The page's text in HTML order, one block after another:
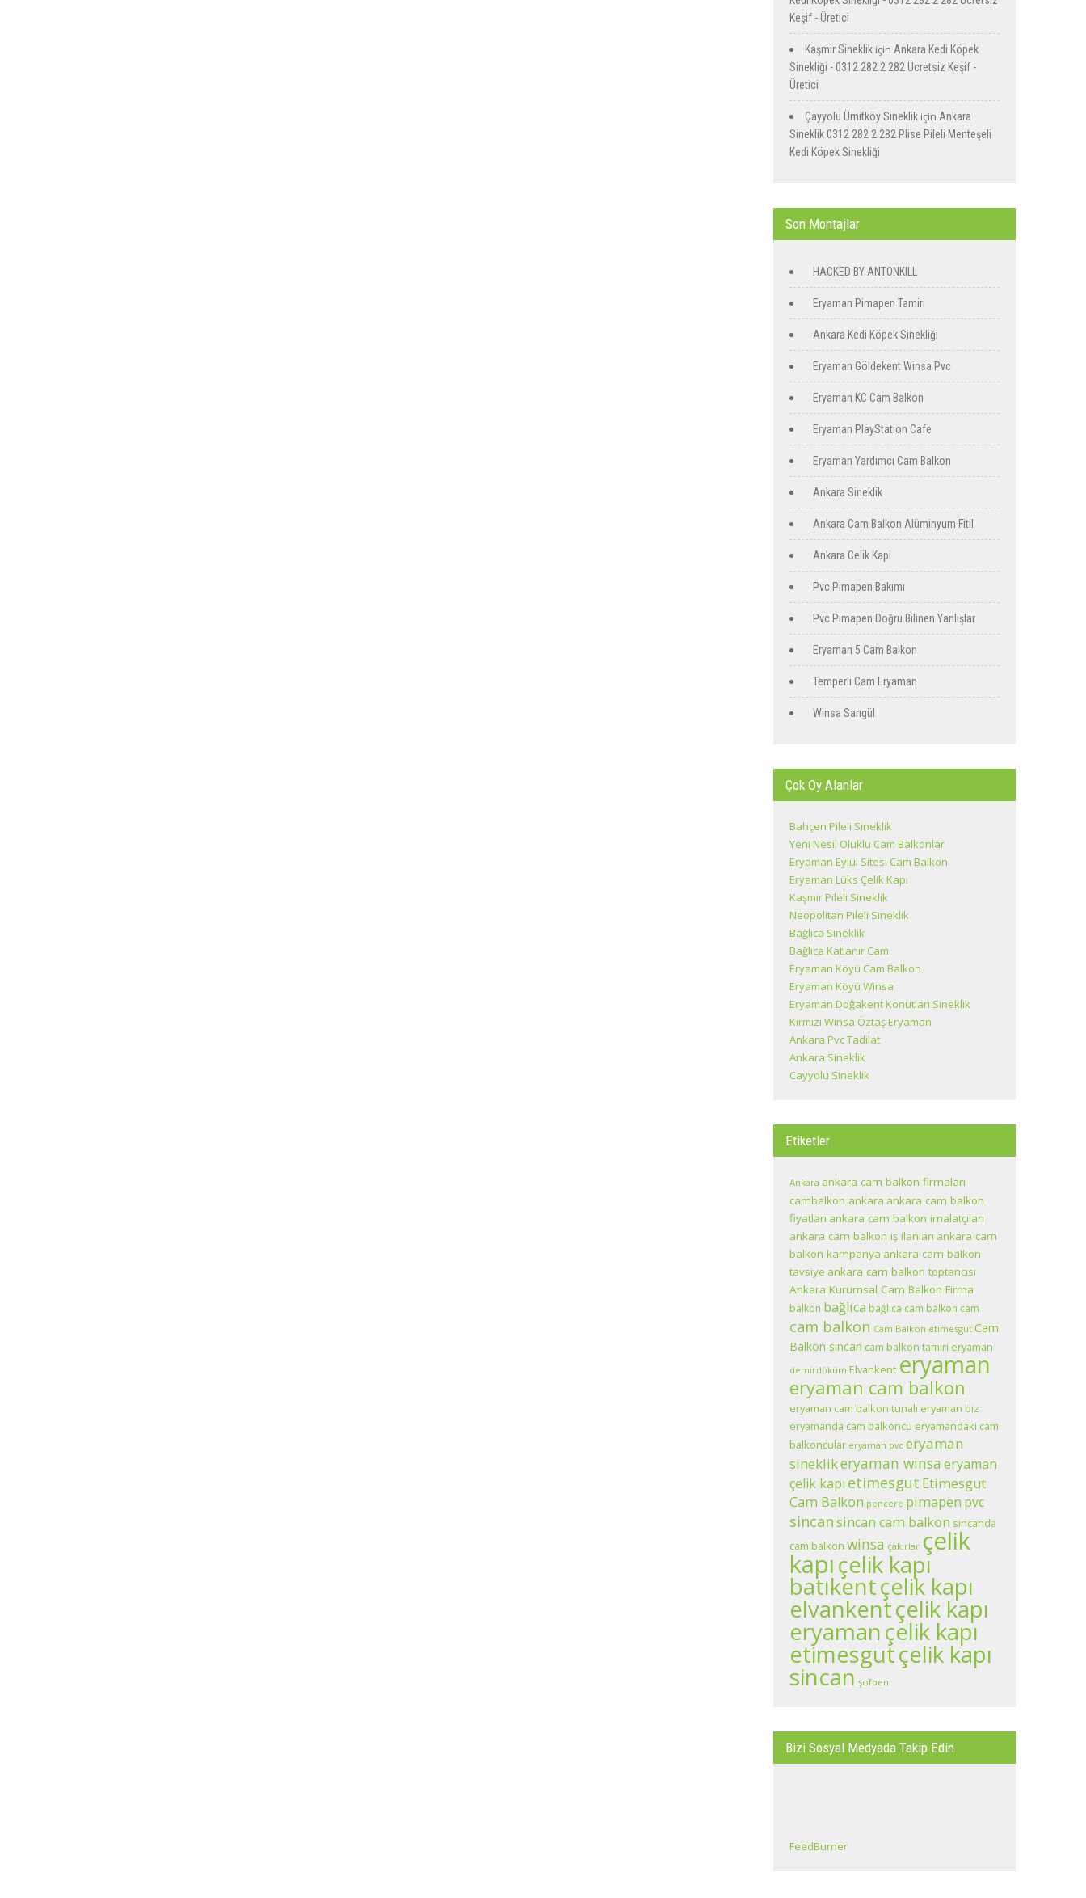
Keşif - Üretici
Kaşmir Sineklik için Ankara Kedi Köpek
Sinekliği - 0312 282 2 282 Ücretsiz Keşif -
Üretici
Çayyolu Ümitköy Sineklik için Ankara
Sineklik 0312 282 2 282 Plise Pileli Menteşeli
Kedi Köpek Sinekliği
Son Montajlar
HACKED BY ANTONKILL
Eryaman Pimapen Tamiri
Ankara Kedi Köpek Sinekliği
Eryaman Göldekent Winsa Pvc
Eryaman KC Cam Balkon
Eryaman PlayStation Cafe
Eryaman Yardımcı Cam Balkon
Ankara Sineklik
Ankara Cam Balkon Alüminyum Fitil
Ankara Celik Kapi
Pvc Pimapen Bakımı
Pvc Pimapen Doğru Bilinen Yanlışlar
Eryaman 5 Cam Balkon
Temperli Cam Eryaman
Winsa Sarıgül
Çok Oy Alanlar
Bahçen Pileli Sineklik
Yeni Nesil Oluklu Cam Balkonlar
Eryaman Eylül Sitesi Cam Balkon
Eryaman Lüks Çelik Kapı
Kaşmir Pileli Sineklik
Neopolitan Pileli Sineklik
Bağlıca Sineklik
Bağlıca Katlanır Cam
Eryaman Köyü Cam Balkon
Eryaman Köyü Winsa
Eryaman Doğakent Konutları Sineklik
Kırmızı Winsa Öztaş Eryaman
Ankara Pvc Tadilat
Ankara Sineklik
Cayyolu Sineklik
Etiketler
Ankara ankara cam balkon firmaları
cambalkon ankara ankara cam balkon
fiyatları ankara cam balkon imalatçıları
ankara cam balkon iş ilanları ankara cam
balkon kampanya ankara cam balkon
tavsiye ankara cam balkon toptancısı
Ankara Kurumsal Cam Balkon Firma
balkon bağlıca bağlıca cam balkon cam
cam balkon Cam Balkon etimesgut Cam
Balkon sincan cam balkon tamiri eryaman
demirdöküm Elvankent eryaman
eryaman cam balkon
eryaman cam balkon tunalı eryaman biz
eryamanda cam balkoncu eryamandaki cam
balkoncular eryaman pvc eryaman
sineklikeryaman winsa eryaman
çelik kapı etimesgut Etimesgut
Cam Balkon pencere pimapen pvc
sincansincan cam balkon sincanda
cam balkon winsa çakırlar çelik
kapıçelik kapı
batıkentçelik kapı
elvankentçelik kapı
eryamançelik kapı
etimesgutçelik kapı
sincan şofben
Bizi Sosyal Medyada Takip Edin
FeedBurner